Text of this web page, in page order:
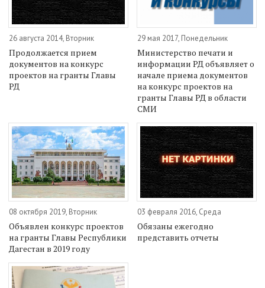
26 августа 2014, Вторник
Продолжается прием
документов на конкурс
проектов на гранты Главы
РД
29 мая 2017, Понедельник
Министерство печати и
информации РД объявляет о
начале приема документов
на конкурс проектов на
гранты Главы РД в области
СМИ
08 октября 2019, Вторник
Объявлен конкурс проектов
на гранты Главы Республики
Дагестан в 2019 году
03 февраля 2016, Среда
Обязаны ежегодно
представить отчеты